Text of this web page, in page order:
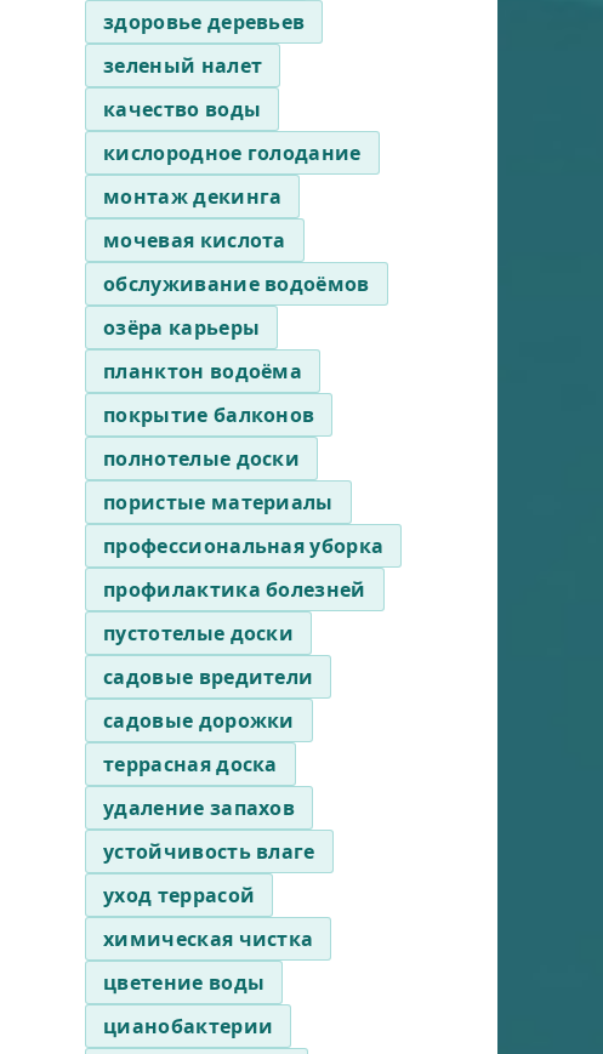
здоровье деревьев
зеленый налет
качество воды
кислородное голодание
монтаж декинга
мочевая кислота
обслуживание водоёмов
озёра карьеры
планктон водоёма
покрытие балконов
полнотелые доски
пористые материалы
профессиональная уборка
профилактика болезней
пустотелые доски
садовые вредители
садовые дорожки
террасная доска
удаление запахов
устойчивость влаге
уход террасой
химическая чистка
цветение воды
цианобактерии